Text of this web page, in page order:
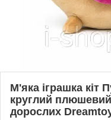
М'яка іграшка кіт
круглий
дорослих